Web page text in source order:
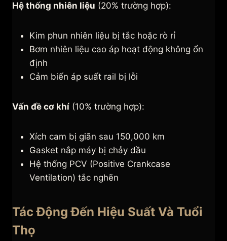
Hệ thống nhiên liệu (20% trường hợp):
Kim phun nhiên liệu bị tắc hoặc rò rỉ
Bơm nhiên liệu cao áp hoạt động không ổn
định
Cảm biến áp suất rail bị lỗi
Vấn đề cơ khí (10% trường hợp):
Xích cam bị giãn sau 150,000 km
Gasket nắp máy bị chảy dầu
Hệ thống PCV (Positive Crankcase
Ventilation) tắc nghẽn
Tác Động Đến Hiệu Suất Và Tuổi
Thọ